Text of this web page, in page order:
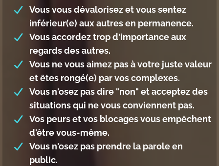
Vous vous dévalorisez et vous sentez
inférieur(e) aux autres en permanence.
Vous accordez trop d'importance aux
regards des autres.
Vous ne vous aimez pas à votre juste valeur
et êtes rongé(e) par vos complexes.
Vous n'osez pas dire "non" et acceptez des
situations qui ne vous conviennent pas.
Vos peurs et vos blocages vous empêchent
d'être vous-même.
Vous n'osez pas prendre la parole en
public.